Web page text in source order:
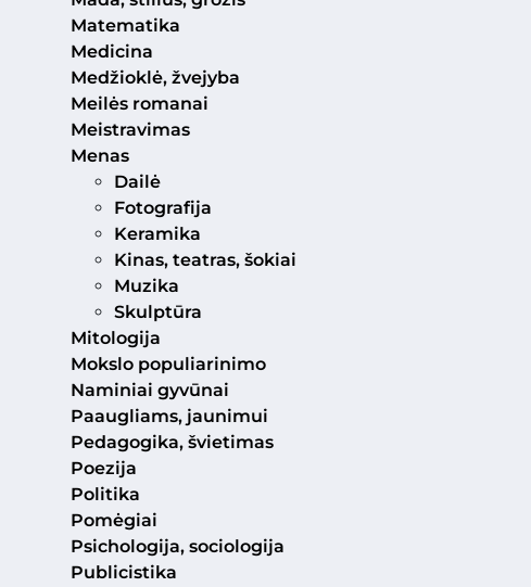
Matematika
Medicina
Medžioklė, žvejyba
Meilės romanai
Meistravimas
Menas
Dailė
Fotografija
Keramika
Kinas, teatras, šokiai
Muzika
Skulptūra
Mitologija
Mokslo populiarinimo
Naminiai gyvūnai
Paaugliams, jaunimui
Pedagogika, švietimas
Poezija
Politika
Pomėgiai
Psichologija, sociologija
Publicistika